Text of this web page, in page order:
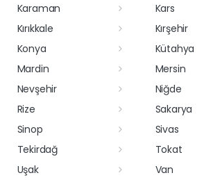
Karaman
Kars
Kırıkkale
Kırşehir
Konya
Kütahya
Mardin
Mersin
Nevşehir
Niğde
Rize
Sakarya
Sinop
Sivas
Tekirdağ
Tokat
Uşak
Van